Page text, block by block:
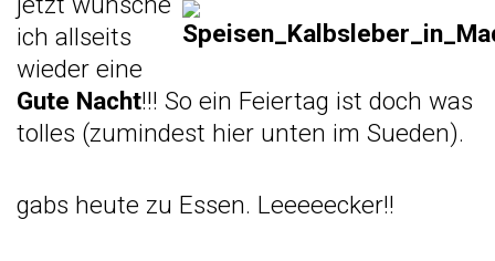
ich allseits
wieder eine
Gute Nacht!!! So ein Feiertag ist doch was
tolles (zumindest hier unten im Sueden).
gabs heute zu Essen. Leeeeecker!!